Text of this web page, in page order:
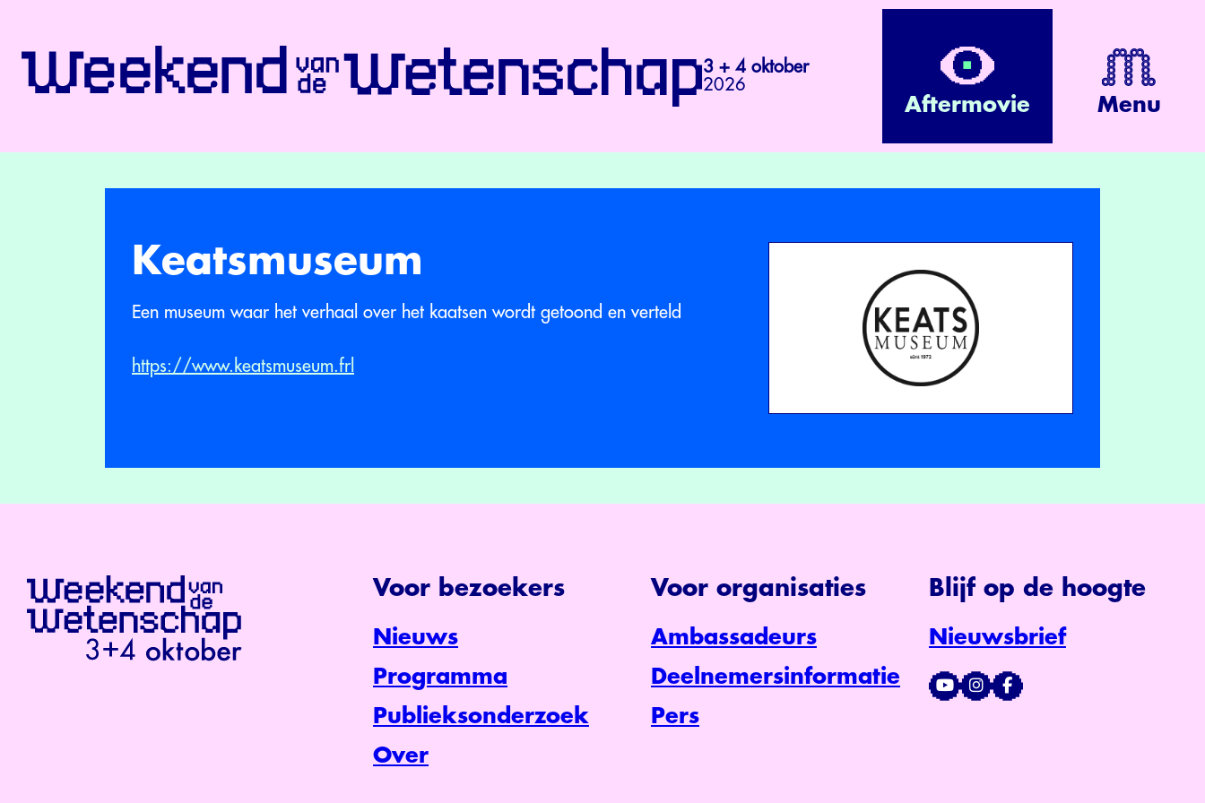
3 + 4 oktober
2026
Aftermovie Menu
Keatsmuseum
Een museum waar het verhaal over het kaatsen wordt getoond en verteld
https://www.keatsmuseum.frl
Voor bezoekers
Nieuws
Programma
Publieksonderzoek
Over
Voor organisaties
Ambassadeurs
Deelnemersinformatie
Pers
Blijf op de hoogte
Nieuwsbrief